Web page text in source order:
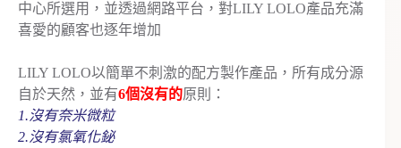
中心所選用，並透過網路平台，對LILY LOLO產品充滿
喜愛的顧客也逐年增加
LILY LOLO以簡單不刺激的配方製作產品，所有成分源
自於天然，並有6個沒有的原則：
1.沒有奈米微粒
2.沒有氯氧化鉍